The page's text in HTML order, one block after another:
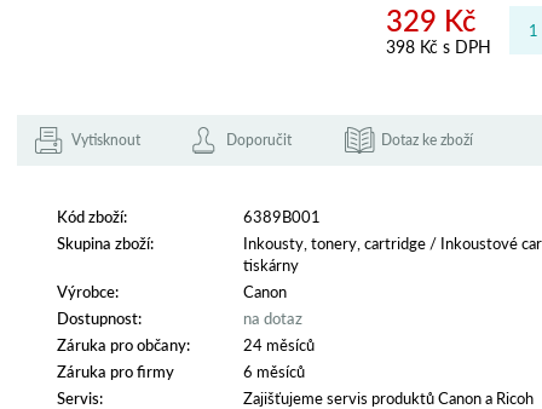
329 Kč
398 Kč s DPH
Vytisknout Doporučit Dotaz ke zboží
Kód zboží:
6389B001
Skupina zboží:
Inkousty, tonery, cartridge / Inkoustové
tiskárny
Výrobce:
Canon
Dostupnost:
na dotaz
Záruka pro občany:
24 měsíců
Záruka pro firmy
6 měsíců
Servis:
Zajišťujeme servis produktů Canon a Ricoh